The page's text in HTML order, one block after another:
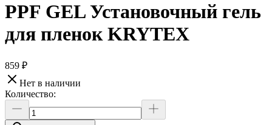
PPF GEL Установочный гель
для пленок KRYTEX
859 ₽
Нет в наличии
Количество: